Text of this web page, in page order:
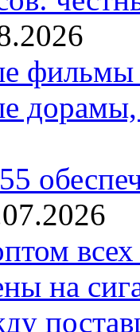
фильмы
дорамы,
на